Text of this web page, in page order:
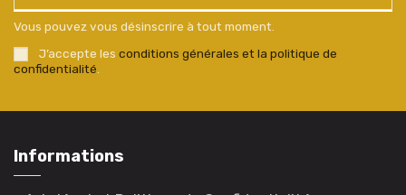
Vous pouvez vous désinscrire à tout moment.
J’accepte les conditions générales et la politique de
confidentialité.
Informations